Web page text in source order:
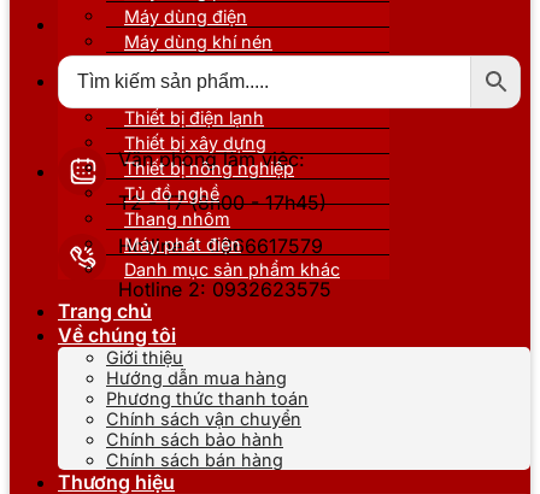
Văn phòng làm việc:
T2 - T7 (8h00 - 17h45)
Hotline 1: 0866617579
Hotline 2: 0932623575
Máy dùng điện
Máy dùng khí nén
Thiết bị nâng đỡ
Thiết bị điện lạnh
Thiết bị xây dựng
Thiết bị nông nghiệp
Tủ đồ nghề
Thang nhôm
Máy phát điện
Danh mục sản phẩm khác
Trang chủ
Về chúng tôi
Giới thiệu
Hướng dẫn mua hàng
Phương thức thanh toán
Chính sách vận chuyển
Chính sách bảo hành
Chính sách bán hàng
Thương hiệu